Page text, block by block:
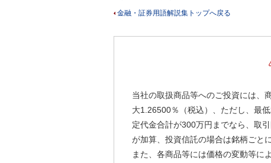
金融・証券用語解説集トップへ戻る
当社の取扱商品等へのご投資には、
大1.26500％（税込）、ただし、最
定代金合計が300万円までなら、取
が加算、投資信託の場合は銘柄ごと
また、各商品等には価格の変動等に